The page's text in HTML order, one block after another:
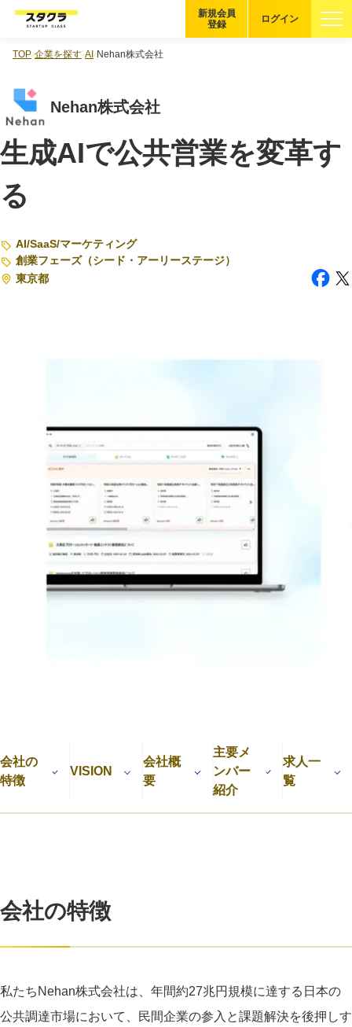
企業を探す
適性診断 無料・5分
スタクラが選ばれる理由
紹介する企業について
特集記事
CEOインタビュー
転職
大学発スタートアップ
導入事例
パートナーの方へ
ログイン
新規会員
登録
TOP 企業を探す AI Nehan株式会社
Nehan株式会社
生成AIで公共営業を変革す
る
AI/SaaS/マーケティング
創業フェーズ（シード・アーリーステージ）
東京都
会社の
特徴
VISION
会社概
要
主要メ
ンバー
紹介
求人一
覧
会社の特徴
私たちNehan株式会社は、年間約27兆円規模に達する日本の
公共調達市場において、民間企業の参入と課題解決を後押しす